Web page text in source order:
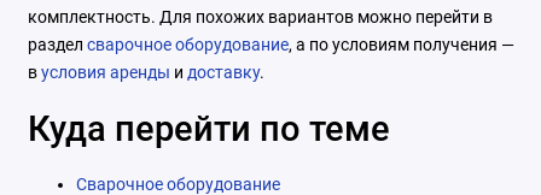
комплектность. Для похожих вариантов можно перейти в
раздел сварочное оборудование, а по условиям получения —
вусловия аренды и доставку.
Куда перейти по теме
Сварочное оборудование